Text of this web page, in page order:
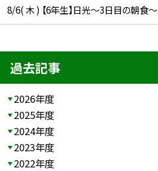
8/6( 木 ) 【6年生】日光〜3日目の朝食〜
過去記事
2026年度
2025年度
2024年度
2023年度
2022年度